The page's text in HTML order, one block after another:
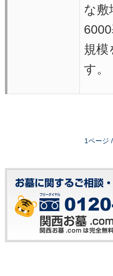
な敷
規模
す。
1ページ